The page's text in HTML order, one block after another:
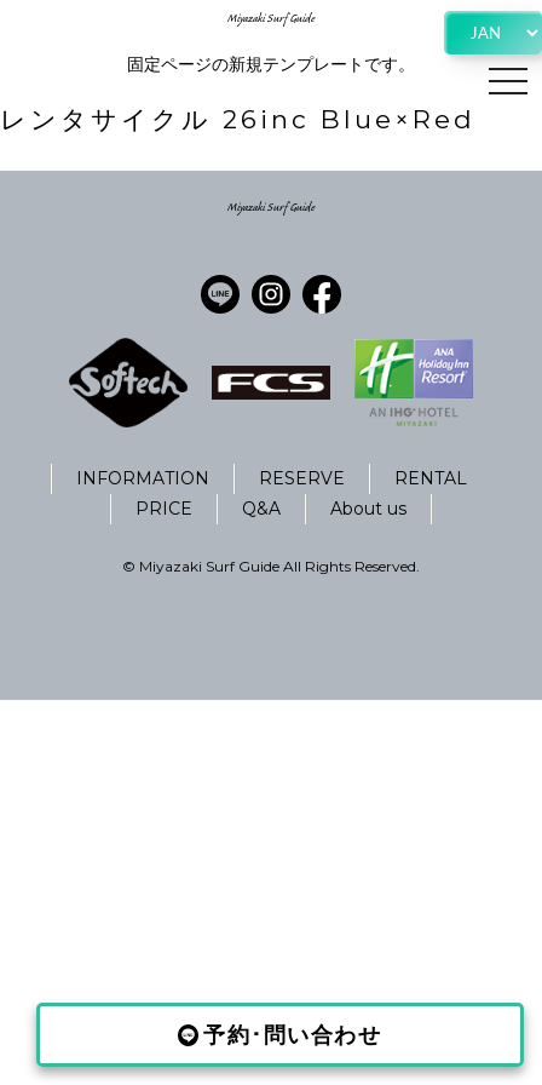
Miyazaki Surf Guide
固定ページの新規テンプレートです。
レンタサイクル 26inc Blue×Red
Miyazaki Surf Guide
予約･問い合わせ
INFORMATION RESERVE
RENTAL
PRICE
Q&A About us
© Miyazaki Surf Guide All Rights Reserved.